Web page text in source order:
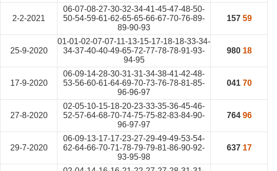
2-2-2021
06-07-08-27-30-32-34-41-45-47-48-50-
50-54-59-61-62-65-65-66-67-70-76-89-
89-90-93
157 59
25-9-2020
01-01-02-07-07-11-13-15-17-18-18-33-34-
34-37-40-40-49-65-72-77-78-78-91-93-
94-95
980 18
17-9-2020
06-09-14-28-30-31-31-34-38-41-42-48-
53-56-60-61-64-69-70-73-76-78-81-85-
96-96-97
041 70
27-8-2020
02-05-10-15-18-20-23-33-35-36-45-46-
52-57-64-68-70-74-75-75-82-83-84-90-
96-97-97
764 96
29-7-2020
06-09-13-17-17-23-27-29-49-49-53-54-
62-64-66-70-71-78-79-79-81-86-90-92-
93-95-98
637 17